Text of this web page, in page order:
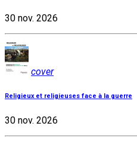
30 nov. 2026
cover
Religieux et religieuses face à la guerre
30 nov. 2026